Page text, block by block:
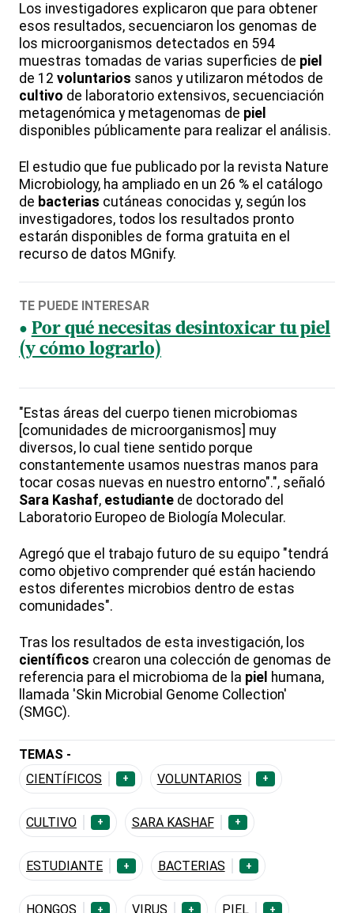
Los investigadores explicaron que para obtener
esos resultados, secuenciaron los genomas de
los microorganismos detectados en 594
muestras tomadas de varias superficies de piel
de 12 voluntarios sanos y utilizaron métodos de
cultivo de laboratorio extensivos, secuenciación
metagenómica y metagenomas de piel
disponibles públicamente para realizar el análisis.
El estudio que fue publicado por la revista Nature
Microbiology, ha ampliado en un 26 % el catálogo
de bacterias cutáneas conocidas y, según los
investigadores, todos los resultados pronto
estarán disponibles de forma gratuita en el
recurso de datos MGnify.
TE PUEDE INTERESAR
Por qué necesitas desintoxicar tu piel
(y cómo lograrlo)
"Estas áreas del cuerpo tienen microbiomas
[comunidades de microorganismos] muy
diversos, lo cual tiene sentido porque
constantemente usamos nuestras manos para
tocar cosas nuevas en nuestro entorno".", señaló
Sara Kashaf, estudiante de doctorado del
Laboratorio Europeo de Biología Molecular.
Agregó que el trabajo futuro de su equipo "tendrá
como objetivo comprender qué están haciendo
estos diferentes microbios dentro de estas
comunidades".
Tras los resultados de esta investigación, los
científicos crearon una colección de genomas de
referencia para el microbioma de la piel humana,
llamada 'Skin Microbial Genome Collection'
(SMGC).
TEMAS -
CIENTÍFICOS
+ VOLUNTARIOS +
CULTIVO + SARA KASHAF +
ESTUDIANTE + BACTERIAS +
HONGOS + VIRUS + PIEL +